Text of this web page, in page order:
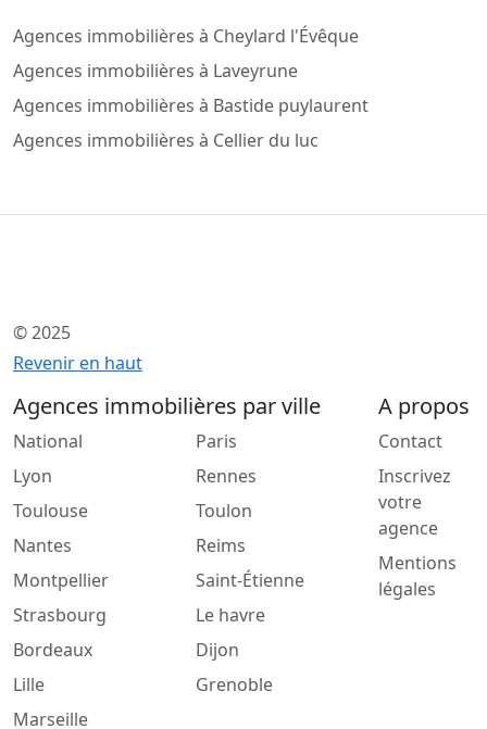
Agences immobilières à Cheylard l'Évêque
Agences immobilières à Laveyrune
Agences immobilières à Bastide puylaurent
Agences immobilières à Cellier du luc
© 2025
Revenir en haut
Agences immobilières par ville
National
Lyon
Toulouse
Nantes
Montpellier
Strasbourg
Bordeaux
Lille
Marseille
Paris
Rennes
Toulon
Reims
Saint-Étienne
Le havre
Dijon
Grenoble
A propos
Contact
Inscrivez
votre
agence
Mentions
légales